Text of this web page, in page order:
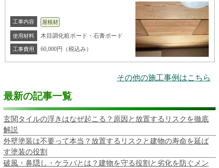
工事内容 屋根材
使用材料 木目調化粧ボード・石膏ボード
工事費用 60,000円（税込み）
その他の施工事例はこちら
最新の記事一覧
玄関タイルの浮きはなぜ起こる？原因と放置するリスクを徹底
解説
外壁塗装は不要って本当？放置するリスクと建物の寿命を延ば
す塗装の役割
破風・鼻隠し・ケラバとは？建物を守る役割と劣化を防ぐメン